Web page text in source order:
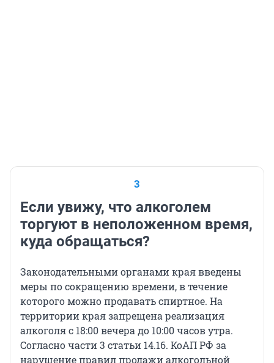
3
Если увижу, что алкоголем
торгуют в неположенном время,
куда обращаться?
Законодательными органами края введены
меры по сокращению времени, в течение
которого можно продавать спиртное. На
территории края запрещена реализация
алкоголя с 18:00 вечера до 10:00 часов утра.
Согласно части 3 статьи 14.16. КоАП РФ за
нарушение правил продажи алкогольной